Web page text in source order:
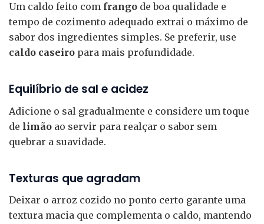
Um caldo feito com frango de boa qualidade e
tempo de cozimento adequado extrai o máximo de
sabor dos ingredientes simples. Se preferir, use
caldo caseiro para mais profundidade.
Equilíbrio de sal e acidez
Adicione o sal gradualmente e considere um toque
de limão ao servir para realçar o sabor sem
quebrar a suavidade.
Texturas que agradam
Deixar o arroz cozido no ponto certo garante uma
textura macia que complementa o caldo, mantendo